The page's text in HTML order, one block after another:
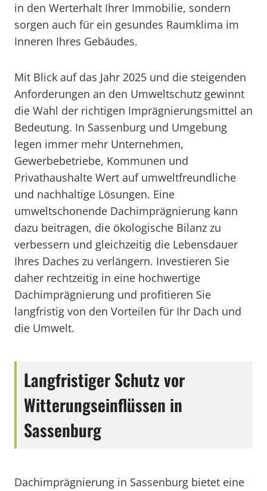
in den Werterhalt Ihrer Immobilie, sondern
sorgen auch für ein gesundes Raumklima im
Inneren Ihres Gebäudes.
Mit Blick auf das Jahr 2025 und die steigenden
Anforderungen an den Umweltschutz gewinnt
die Wahl der richtigen Imprägnierungsmittel an
Bedeutung. In Sassenburg und Umgebung
legen immer mehr Unternehmen,
Gewerbebetriebe, Kommunen und
Privathaushalte Wert auf umweltfreundliche
und nachhaltige Lösungen. Eine
umweltschonende Dachimprägnierung kann
dazu beitragen, die ökologische Bilanz zu
verbessern und gleichzeitig die Lebensdauer
Ihres Daches zu verlängern. Investieren Sie
daher rechtzeitig in eine hochwertige
Dachimprägnierung und profitieren Sie
langfristig von den Vorteilen für Ihr Dach und
die Umwelt.
Langfristiger Schutz vor
Witterungseinflüssen in
Sassenburg
Dachimprägnierung in Sassenburg bietet eine